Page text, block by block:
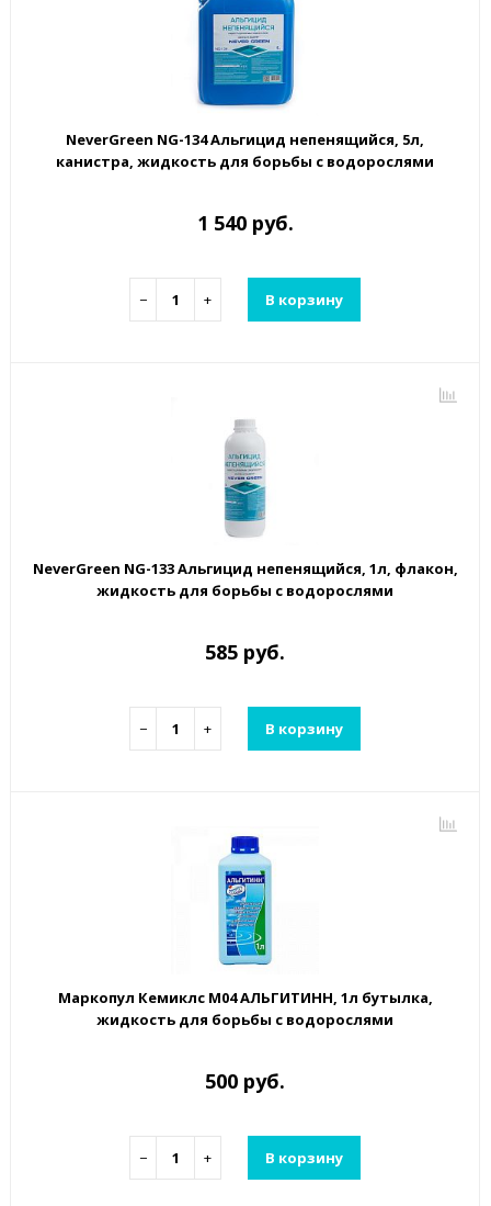
NeverGreen NG-134 Альгицид непенящийся, 5л,
канистра, жидкость для борьбы с водорослями
1 540 руб.
− + В корзину
NeverGreen NG-133 Альгицид непенящийся, 1л, флакон,
жидкость для борьбы с водорослями
585 руб.
− + В корзину
Маркопул Кемиклс М04 АЛЬГИТИНН, 1л бутылка,
жидкость для борьбы с водорослями
500 руб.
− + В корзину